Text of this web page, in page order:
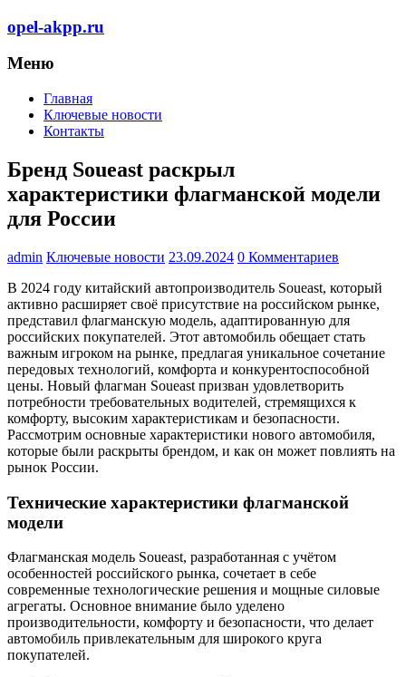
Перейти
содержимому
opel-akpp.ru
Меню
Главная
Ключевые новости
Контакты
Бренд Soueast раскрыл
характеристики флагманской модели
для России
admin Ключевые новости 23.09.2024 0 Комментариев
В 2024 году китайский автопроизводитель Soueast, который
активно расширяет своё присутствие на российском рынке,
представил флагманскую модель, адаптированную для
российских покупателей. Этот автомобиль обещает стать
важным игроком на рынке, предлагая уникальное сочетание
передовых технологий, комфорта и конкурентоспособной
цены. Новый флагман Soueast призван удовлетворить
потребности требовательных водителей, стремящихся к
комфорту, высоким характеристикам и безопасности.
Рассмотрим основные характеристики нового автомобиля,
которые были раскрыты брендом, и как он может повлиять на
рынок России.
Технические характеристики флагманской
модели
Флагманская модель Soueast, разработанная с учётом
особенностей российского рынка, сочетает в себе
современные технологические решения и мощные силовые
агрегаты. Основное внимание было уделено
производительности, комфорту и безопасности, что делает
автомобиль привлекательным для широкого круга
покупателей.